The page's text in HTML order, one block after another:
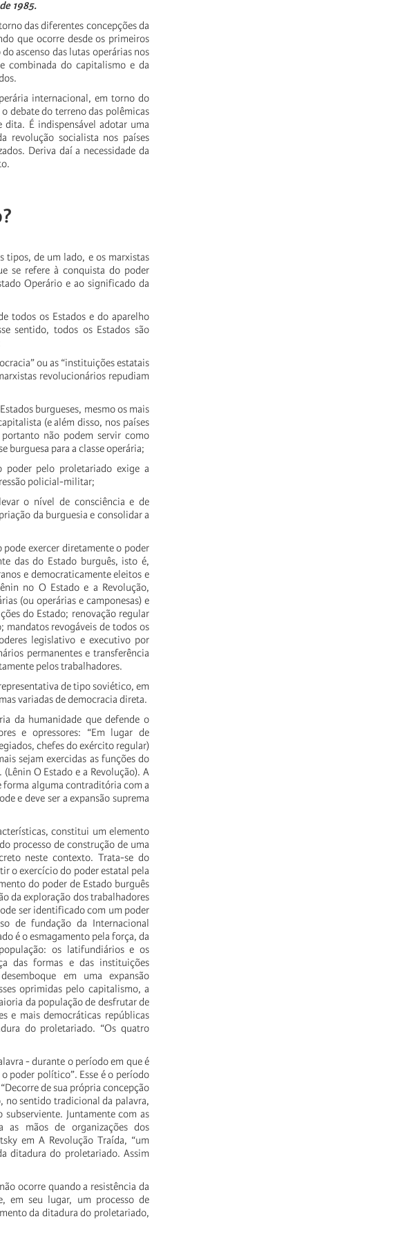
1985.
das diferentes concepções da
que ocorre desde os primeiros
ascenso das lutas operárias nos
combinada do capitalismo e da
internacional, em torno do
debate do terreno das polêmicas
É indispensável adotar uma
revolução socialista nos países
Deriva daí a necessidade da
tipos, de um lado, e os marxistas
se refere à conquista do poder
Operário e ao significado da
todos os Estados e do aparelho
sentido, todos os Estados são
ou as “instituições estatais
revolucionários repudiam
burgueses, mesmo os mais
(e além disso, nos países
não podem servir como
burguesa para a classe operária;
poder pelo proletariado exige a
policial-militar;
o nível de consciência e de
da burguesia e consolidar a
exercer diretamente o poder
das do Estado burguês, isto é,
e democraticamente eleitos e
no O Estado e a Revolução,
(ou operárias e camponesas) e
do Estado; renovação regular
revogáveis de todos os
legislativo e executivo por
permanentes e transferência
pelos trabalhadores.
de tipo soviético, em
variadas de democracia direta.
da humanidade que defende o
e opressores: “Em lugar de
chefes do exército regular)
sejam exercidas as funções do
O Estado e a Revolução). A
alguma contraditória com a
e deve ser a expansão suprema
constitui um elemento
processo de construção de uma
neste contexto. Trata-se do
o exercício do poder estatal pela
do poder de Estado burguês
da exploração dos trabalhadores
ser identificado com um poder
de fundação da Internacional
é o esmagamento pela força, da
os latifundiários e os
das formas e das instituições
em uma expansão
oprimidas pelo capitalismo, a
da população de desfrutar de
e mais democráticas repúblicas
do proletariado. “Os quatro
- durante o período em que é
poder político”. Esse é o período
de sua própria concepção
no sentido tradicional da palavra,
Juntamente com as
as mãos de organizações dos
em A Revolução Traída, “um
ditadura do proletariado. Assim
ocorre quando a resistência da
em seu lugar, um processo de
da ditadura do proletariado,